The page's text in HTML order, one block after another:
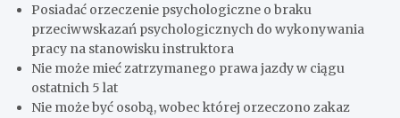
Posiadać orzeczenie psychologiczne o braku
przeciwwskazań psychologicznych do wykonywania
pracy na stanowisku instruktora
Nie może mieć zatrzymanego prawa jazdy w ciągu
ostatnich 5 lat
Nie może być osobą, wobec której orzeczono zakaz